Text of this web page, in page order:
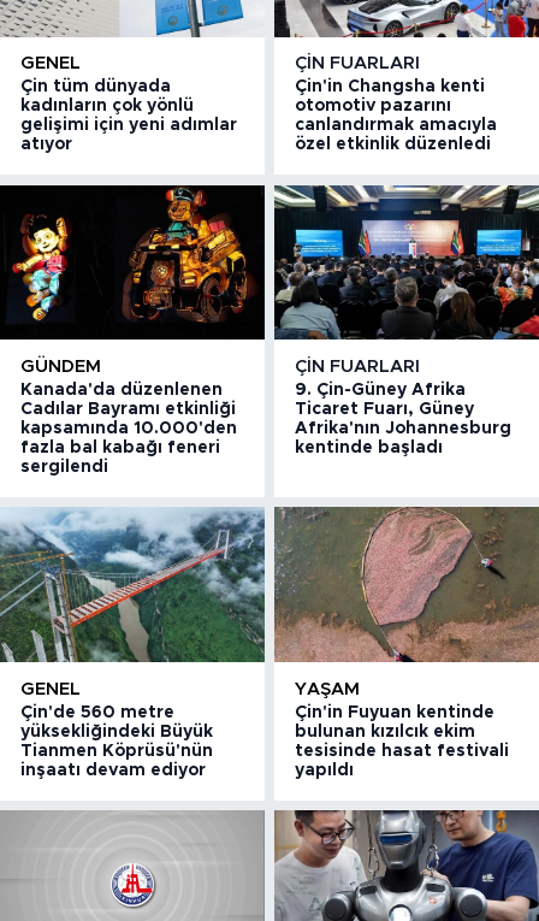
GENEL
Çin tüm dünyada
kadınların çok yönlü
gelişimi için yeni adımlar
atıyor
ÇIN FUARLARI
Çin'in Changsha kenti
otomotiv pazarını
canlandırmak amacıyla
özel etkinlik düzenledi
GÜNDEM
Kanada'da düzenlenen
Cadılar Bayramı etkinliği
kapsamında 10.000'den
fazla bal kabağı feneri
sergilendi
ÇIN FUARLARI
9. Çin-Güney Afrika
Ticaret Fuarı, Güney
Afrika'nın Johannesburg
kentinde başladı
GENEL
Çin'de 560 metre
yüksekliğindeki Büyük
Tianmen Köprüsü'nün
inşaatı devam ediyor
YAŞAM
Çin'in Fuyuan kentinde
bulunan kızılcık ekim
tesisinde hasat festivali
yapıldı